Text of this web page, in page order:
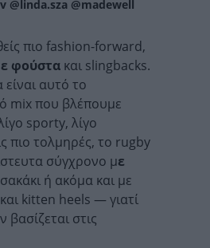
@linda.sza @madewell
πιο fashion-forward,
φούστα και slingbacks.
αυτό το
mix που βλέπουμε
sporty, λίγο
πιο τολμηρές, το rugby
σύγχρονο με
ή ακόμα και με
kitten heels — γιατί
στις